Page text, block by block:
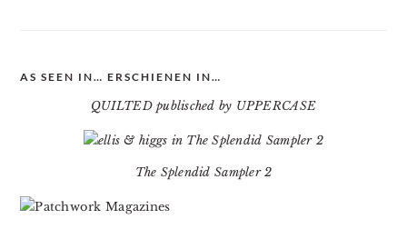
AS SEEN IN… ERSCHIENEN IN…
QUILTED publisched by UPPERCASE
The Splendid Sampler 2